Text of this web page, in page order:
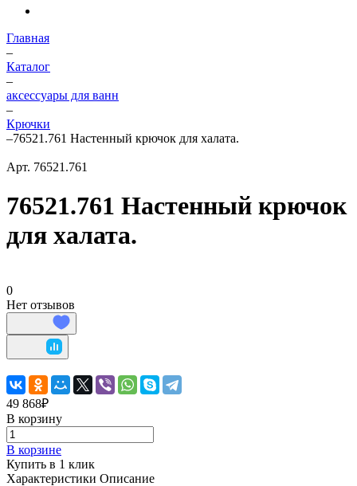
Главная
–
Каталог
–
аксессуары для ванн
–
Крючки
–76521.761 Настенный крючок для халата.
Арт. 76521.761
76521.761 Настенный крючок
для халата.
0
Нет отзывов
49 868₽
В корзину
В корзине
Купить в 1 клик
Характеристики Описание